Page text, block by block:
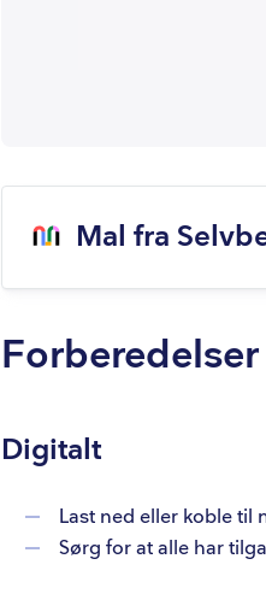
Mal fra
Forberedelser
Digitalt
Last ned eller koble til
Sørg for at alle har